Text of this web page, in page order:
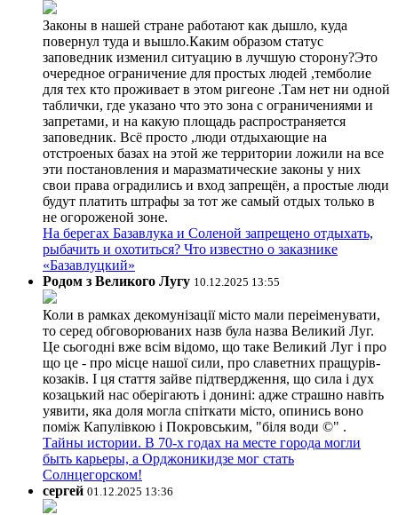
Законы в нашей стране работают как дышло, куда
повернул туда и вышло.Каким образом статус
заповедник изменил ситуацию в лучшую сторону?Это
очередное ограничение для простых людей ,темболие
для тех кто проживает в этом ригеоне .Там нет ни одной
таблички, где указано что это зона с ограничениями и
запретами, и на какую площадь распространяется
заповедник. Всё просто ,люди отдыхающие на
отстроеных базах на этой же территории ложили на все
эти постановления и маразматические законы у них
свои права оградились и вход запрещён, а простые люди
будут платить штрафы за тот же самый отдых только в
не огороженой зоне.
На берегах Базавлука и Соленой запрещено отдыхать,
рыбачить и охотиться? Что известно о заказнике
«Базавлуцкий»
Родом з Великого Лугу 10.12.2025 13:55
Коли в рамках декомунізації місто мали переіменувати,
то серед обговорюваних назв була назва Великий Луг.
Це сьогодні вже всім відомо, що таке Великий Луг і про
що це - про місце нашої сили, про славетних пращурів-
козаків. І ця стаття зайве підтвердження, що сила і дух
козацький нас оберігають і донині: адже страшно навіть
уявити, яка доля могла спіткати місто, опинись воно
поміж Капулівкою і Покровським, "біля води ©" .
Тайны истории. В 70-х годах на месте города могли
быть карьеры, а Орджоникидзе мог стать
Солнцегорском!
сергей 01.12.2025 13:36